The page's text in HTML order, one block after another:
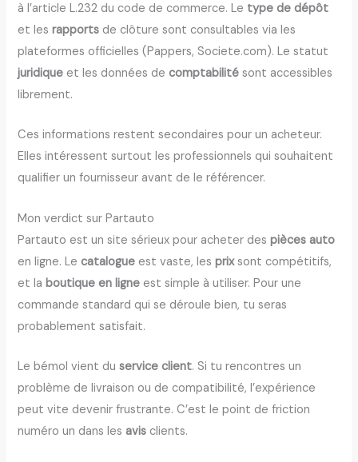
à l’article L.232 du code de commerce. Le type de dépôt
et lesrapports de clôture sont consultables via les
plateformes officielles (Pappers, Societe.com). Le statut
juridique et les données decomptabilité sont accessibles
librement.
Ces informations restent secondaires pour un acheteur.
Elles intéressent surtout les professionnels qui souhaitent
qualifier un fournisseur avant de le référencer.
Mon verdict sur Partauto
Partauto est un site sérieux pour acheter despièces auto
en ligne. Lecatalogue est vaste, lesprixsont compétitifs,
et la boutique en ligne est simple à utiliser. Pour une
commande standard qui se déroule bien, tu seras
probablement satisfait.
Le bémol vient duservice client. Si tu rencontres un
problème de livraison ou de compatibilité, l’expérience
peut vite devenir frustrante. C’est le point de friction
numéro un dans les avis clients.